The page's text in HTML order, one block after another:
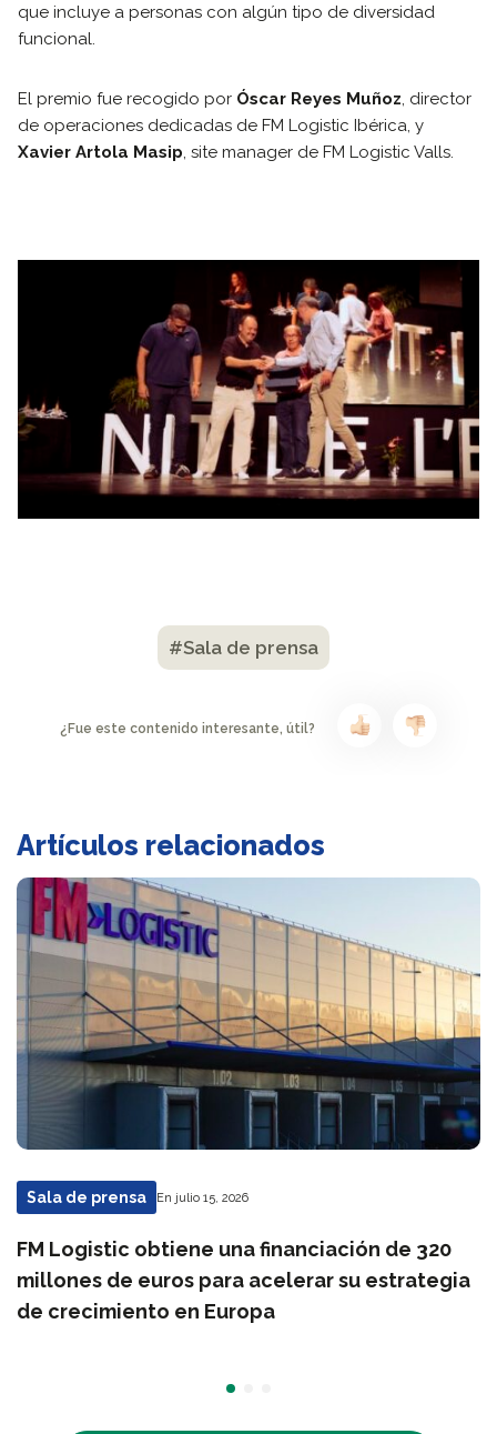
que incluye a personas con algún tipo de diversidad
funcional.
El premio fue recogido por Óscar Reyes Muñoz, director
de operaciones dedicadas de FM Logistic Ibérica, y
Xavier Artola Masip, site manager de FM Logistic Valls.
#Sala de prensa
¿Fue este contenido interesante, útil?
Artículos relacionados
Sala de prensa En julio 15, 2026
FM Logistic obtiene una financiación de 320
millones de euros para acelerar su estrategia
de crecimiento en Europa